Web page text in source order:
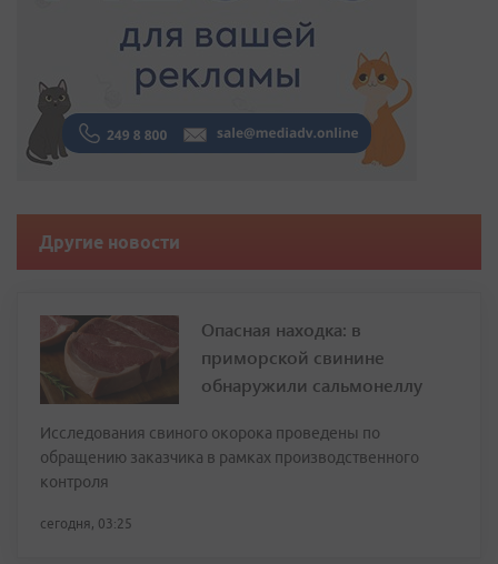
Другие новости
Опасная находка: в
приморской свинине
обнаружили сальмонеллу
Исследования свиного окорока проведены по
обращению заказчика в рамках производственного
контроля
сегодня, 03:25